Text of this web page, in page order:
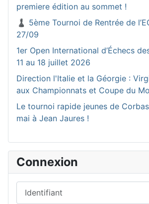
premiere édition au sommet !
♟️ 5ème Tournoi de Rentrée de
27/09
1er Open International d’Échecs
11 au 18 juillet 2026
Direction l'Italie et la Géorgie :
aux Championnats et Coupe du
Le tournoi rapide jeunes de
mai à Jean Jaures !
Connexion